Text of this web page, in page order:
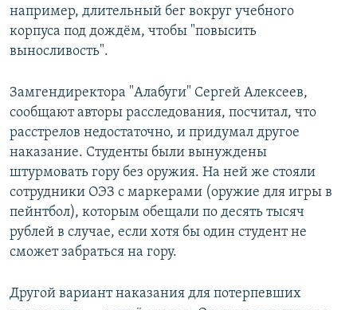
например, длительный бег вокруг учебного
корпуса под дождём, чтобы "повысить
выносливость".
Замгендиректора "Алабуги" Сергей Алексеев,
сообщают авторы расследования, посчитал, что
расстрелов недостаточно, и придумал другое
наказание. Студенты были вынуждены
штурмовать гору без оружия. На ней же стояли
сотрудники ОЭЗ с маркерами (оружие для игры в
пейнтбол), которым обещали по десять тысяч
рублей в случае, если хотя бы один студент не
сможет забраться на гору.
Другой вариант наказания для потерпевших